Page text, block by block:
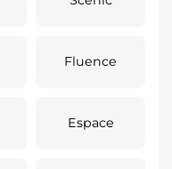
Fluence
Espace